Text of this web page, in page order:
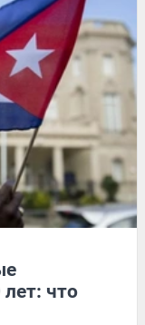
что